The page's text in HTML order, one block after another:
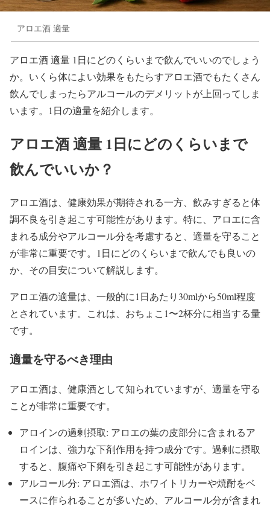
アロエ酒 適量
アロエ酒 適量 1日にどのくらいまで飲んでいいのでしょう
か。いくら体によい効果をもたらすアロエ酒でもたくさん
飲んでしまったらアルコールのデメリットが上回ってしま
います。1日の適量を紹介します。
アロエ酒 適量 1日にどのくらいまで
飲んでいいか？
アロエ酒は、健康効果が期待される一方、飲みすぎると体
調不良を引き起こす可能性があります。特に、アロエに含
まれる成分やアルコール分を考慮すると、適量を守ること
が非常に重要です。1日にどのくらいまで飲んでも良いの
か、その目安について解説します。
アロエ酒の適量は、一般的に1日あたり30mlから50ml程度
とされています。これは、おちょこ1〜2杯分に相当する量
です。
適量を守るべき理由
アロエ酒は、健康酒として知られていますが、適量を守る
ことが非常に重要です。
アロインの過剰摂取: アロエの葉の皮部分に含まれるア
ロインは、強力な下剤作用を持つ成分です。過剰に摂取
すると、腹痛や下痢を引き起こす可能性があります。
アルコール分: アロエ酒は、ホワイトリカーや焼酎をベ
ースに作られることが多いため、アルコール分が含まれ